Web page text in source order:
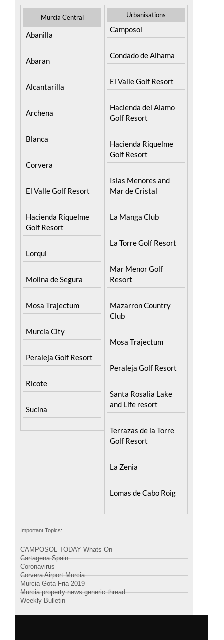
Murcia Central
Abanilla
Abaran
Alcantarilla
Archena
Blanca
Corvera
El Valle Golf Resort
Hacienda Riquelme
Golf Resort
Lorqui
Molina de Segura
Mosa Trajectum
Murcia City
Peraleja Golf Resort
Ricote
Sucina
Urbanisations
Camposol
Condado de Alhama
El Valle Golf Resort
Hacienda del Alamo
Golf Resort
Hacienda Riquelme
Golf Resort
Islas Menores and
Mar de Cristal
La Manga Club
La Torre Golf Resort
Mar Menor Golf
Resort
Mazarron Country
Club
Mosa Trajectum
Peraleja Golf Resort
Santa Rosalia Lake
and Life resort
Terrazas de la Torre
Golf Resort
La Zenia
Lomas de Cabo Roig
Important Topics:
CAMPOSOL TODAY Whats On
Cartagena Spain
Coronavirus
Corvera Airport Murcia
Murcia Gota Fria 2019
Murcia property news generic thread
Weekly Bulletin